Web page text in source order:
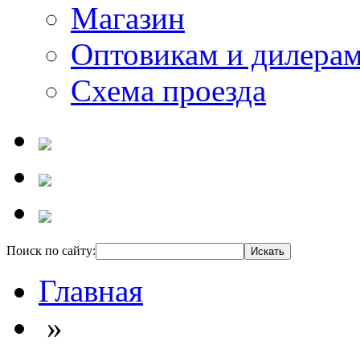
Магазин
Оптовикам и
Схема проезда
Поиск по сайту:
Главная
»